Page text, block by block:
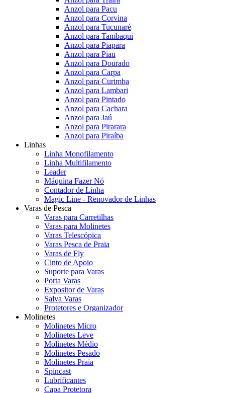
Anzol para Pacu
Anzol para Corvina
Anzol para Tucunaré
Anzol para Tambaqui
Anzol para Piapara
Anzol para Piau
Anzol para Dourado
Anzol para Carpa
Anzol para Curimba
Anzol para Lambari
Anzol para Pintado
Anzol para Cachara
Anzol para Jaú
Anzol para Pirarara
Anzol para Piraíba
Linhas
Linha Monofilamento
Linha Multifilamento
Leader
Máquina Fazer Nó
Contador de Linha
Magic Line - Renovador de Linhas
Varas de Pesca
Varas para Carretilhas
Varas para Molinetes
Varas Telescópica
Varas Pesca de Praia
Varas de Fly
Cinto de Apoio
Suporte para Varas
Porta Varas
Expositor de Varas
Salva Varas
Protetores e Organizador
Molinetes
Molinetes Micro
Molinetes Leve
Molinetes Médio
Molinetes Pesado
Molinetes Praia
Spincast
Lubrificantes
Capa Protetora